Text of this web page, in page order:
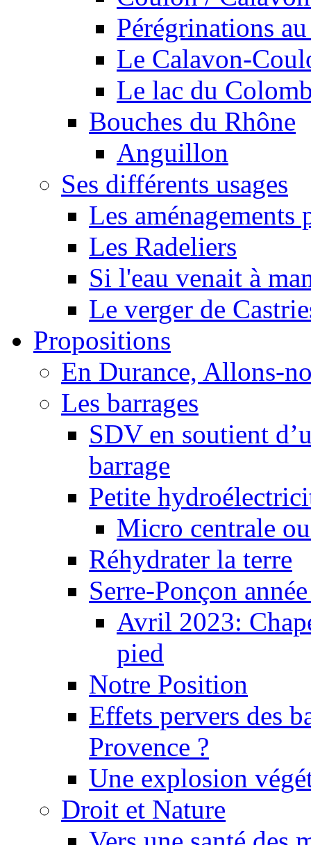
Pérégrinations
Le Calavon-
Le lac du
Bouches du Rhône
Anguillon
Ses différents usages
Les
Les Radeliers
Si l'eau venait à
Le verger de
Propositions
En Durance, Allons-
Les barrages
SDV en soutient
barrage
Petite
Micro centrale
Réhydrater la terre
Serre-Ponçon
Avril 2023:
pied
Notre Position
Effets pervers des
Provence ?
Une explosion
Droit et Nature